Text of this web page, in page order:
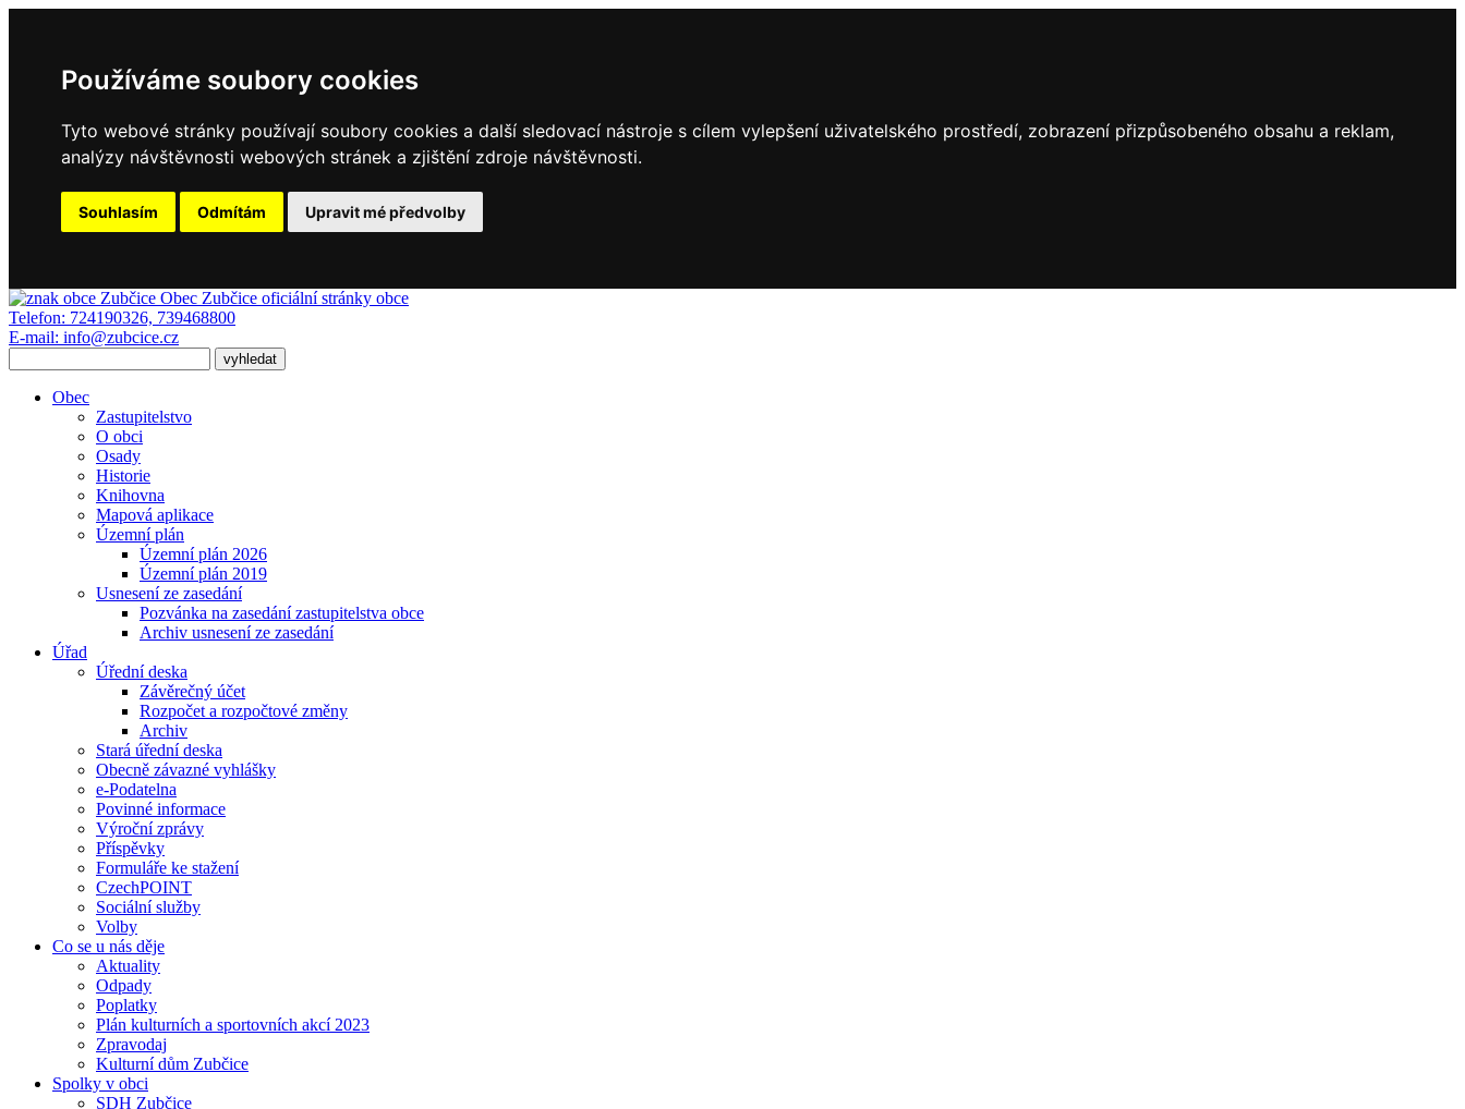
Používáme soubory cookies
Tyto webové stránky používají soubory cookies a další sledovací nástroje s cílem vylepšení uživatelského prostředí, zobrazení přizpůsobeného obsahu a reklam,
analýzy návštěvnosti webových stránek a zjištění zdroje návštěvnosti.
Souhlasím Odmítám Upravit mé předvolby
Obec Zubčice oficiální stránky obce
Telefon: 724190326, 739468800
E-mail: info@zubcice.cz
Obec
Zastupitelstvo
O obci
Osady
Historie
Knihovna
Mapová aplikace
Územní plán
Územní plán 2026
Územní plán 2019
Usnesení ze zasedání
Pozvánka na zasedání zastupitelstva obce
Archiv usnesení ze zasedání
Úřad
Úřední deska
Závěrečný účet
Rozpočet a rozpočtové změny
Archiv
Stará úřední deska
Obecně závazné vyhlášky
e-Podatelna
Povinné informace
Výroční zprávy
Příspěvky
Formuláře ke stažení
CzechPOINT
Sociální služby
Volby
Co se u nás děje
Aktuality
Odpady
Poplatky
Plán kulturních a sportovních akcí 2023
Zpravodaj
Kulturní dům Zubčice
Spolky v obci
SDH Zubčice